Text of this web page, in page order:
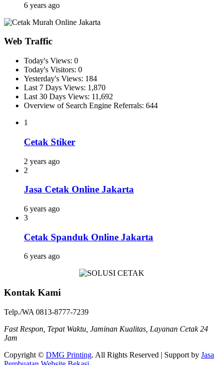
6 years ago
Web Traffic
Today's Views: 0
Today's Visitors: 0
Yesterday's Views: 184
Last 7 Days Views: 1,870
Last 30 Days Views: 11,692
Overview of Search Engine Referrals: 644
1
Cetak Stiker
2 years ago
2
Jasa Cetak Online Jakarta
6 years ago
3
Cetak Spanduk Online Jakarta
6 years ago
Kontak Kami
Telp./WA 0813-8777-7239
Fast Respon, Tepat Waktu, Jaminan Kualitas, Layanan Cetak 24
Jam
Copyright © DMG Printing. All Rights Reserved | Support by Jasa